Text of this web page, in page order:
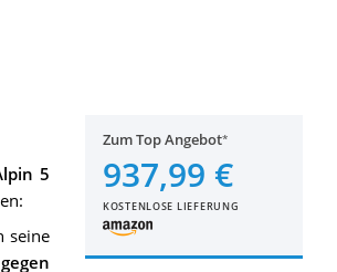
Zum Top Angebot
937,99 €
KOSTENLOSE LIEFERUNG
5
seine